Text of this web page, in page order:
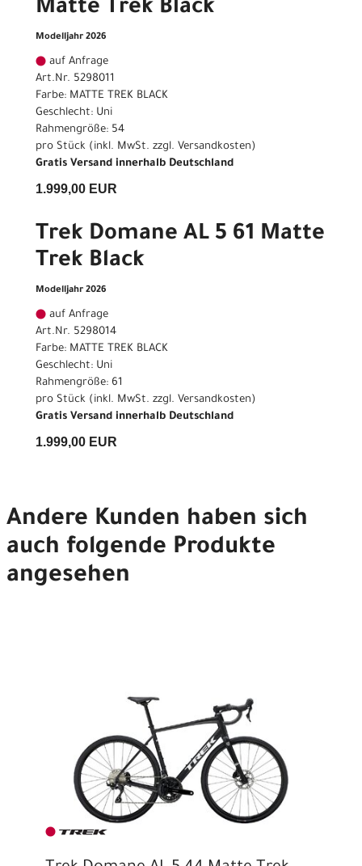
Matte Trek Black
Modelljahr 2026
auf Anfrage
Art.Nr. 5298011
Farbe: MATTE TREK BLACK
Geschlecht: Uni
Rahmengröße: 54
pro Stück (inkl. MwSt. zzgl. Versandkosten)
Gratis Versand innerhalb Deutschland
1.999,00 EUR
Trek Domane AL 5 61 Matte
Trek Black
Modelljahr 2026
auf Anfrage
Art.Nr. 5298014
Farbe: MATTE TREK BLACK
Geschlecht: Uni
Rahmengröße: 61
pro Stück (inkl. MwSt. zzgl. Versandkosten)
Gratis Versand innerhalb Deutschland
1.999,00 EUR
Andere Kunden haben sich
auch folgende Produkte
angesehen